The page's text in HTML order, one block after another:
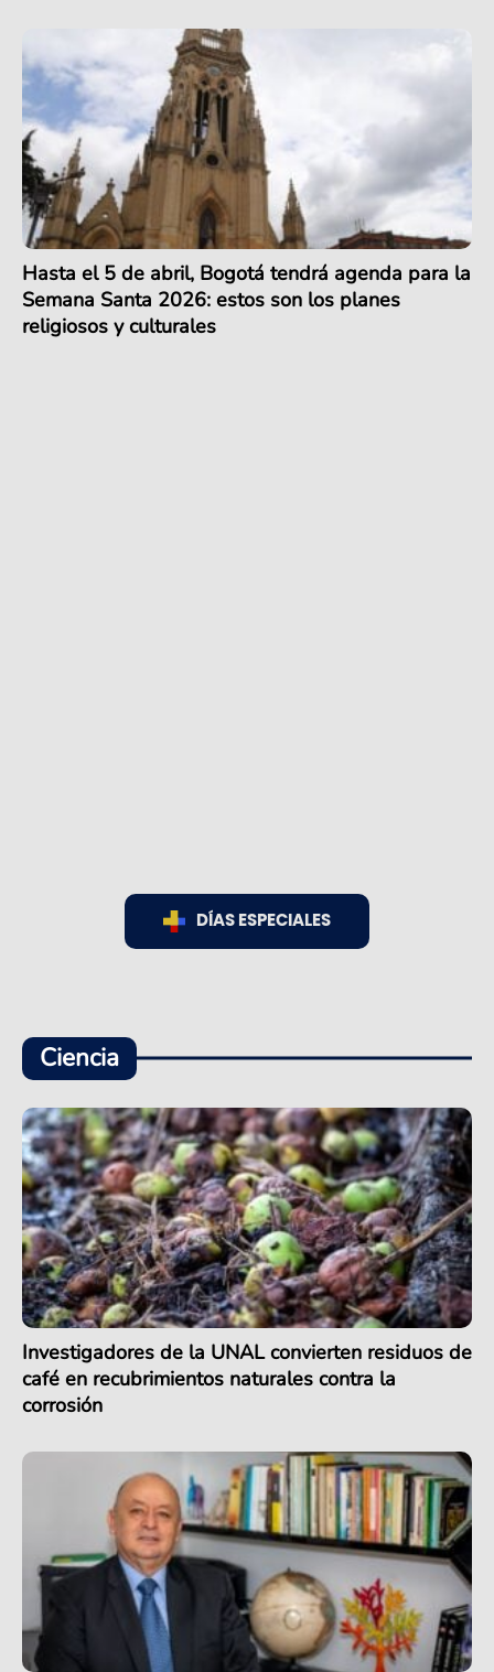
Hasta el 5 de abril, Bogotá tendrá agenda para la
Semana Santa 2026: estos son los planes
religiosos y culturales
DÍAS ESPECIALES
Ciencia
Investigadores de la UNAL convierten residuos de
café en recubrimientos naturales contra la
corrosión